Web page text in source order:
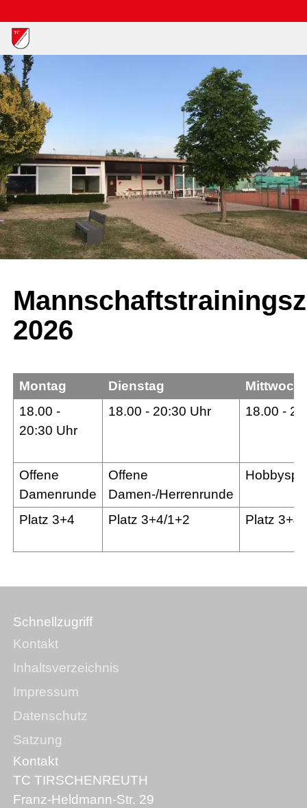
2026
Montag Dienstag
Mittwoch
18.00 -
20:30 Uhr
18.00 - 20:30 Uhr 18.00 -
Offene
Damenrunde
Offene
Damen-/Herrenrunde
Platz 3+4 Platz 3+4/1+2 Platz 3+4
Schnellzugriff
Kontakt
Inhaltsverzeichnis
Impressum
Datenschutz
Satzung
Kontakt
TC TIRSCHENREUTH
Franz-Heldmann-Str. 29